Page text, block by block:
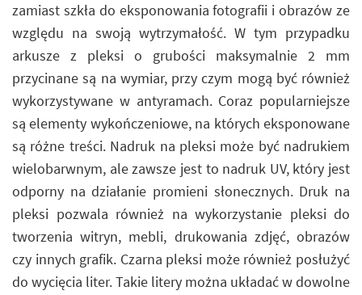
zamiast szkła do eksponowania fotografii i obrazów ze
względu na swoją wytrzymałość. W tym przypadku
arkusze z pleksi o grubości maksymalnie 2 mm
przycinane są na wymiar, przy czym mogą być również
wykorzystywane w antyramach. Coraz popularniejsze
są elementy wykończeniowe, na których eksponowane
są różne treści. Nadruk na pleksi może być nadrukiem
wielobarwnym, ale zawsze jest to nadruk UV, który jest
odporny na działanie promieni słonecznych. Druk na
pleksi pozwala również na wykorzystanie pleksi do
tworzenia witryn, mebli, drukowania zdjęć, obrazów
czy innych grafik. Czarna pleksi może również posłużyć
do wycięcia liter. Takie litery można układać w dowolne